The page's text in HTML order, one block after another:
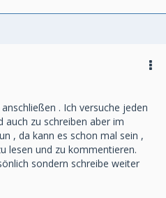
. Ich versuche jeden
auch zu schreiben aber im
, da kann es schon mal sein ,
lesen und zu kommentieren.
sondern schreibe weiter